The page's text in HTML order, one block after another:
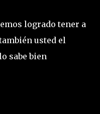
logrado tener a
usted el
sabe bien